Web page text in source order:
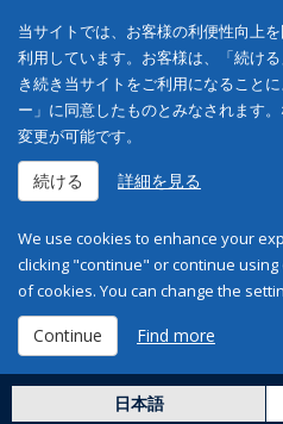
当サイトでは、お客様の利便性向上
利用しています。お客様は、「続け
き続き当サイトをご利用になること
ー」に同意したものとみなされます
変更が可能です。
続ける 詳細を見る
We use cookies to enhance your
clicking "continue" or continue
of cookies. You can change the
Continue Find more
日本語